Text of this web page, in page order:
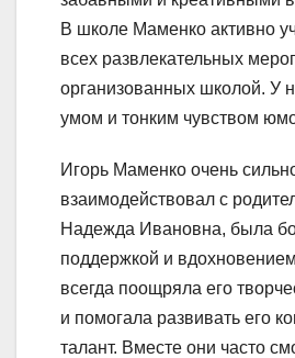
В школе Маменко активно
всех развлекательных
организованных школой. У
умом и тонким чувством
Игорь Маменко очень
взаимодействовал с
Надежда Ивановна, была
поддержкой и
всегда поощряла его
и помогала развивать его
талант. Вместе они часто